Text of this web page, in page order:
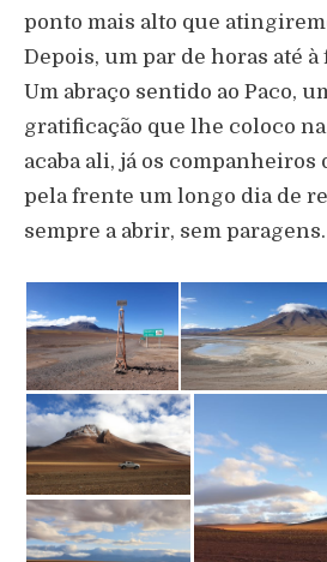
ponto mais alto que
Depois, um par de horas até
Um abraço sentido ao Paco,
gratificação que lhe coloco na
acaba ali, já os companheiros
pela frente um longo dia de
sempre a abrir, sem paragens.